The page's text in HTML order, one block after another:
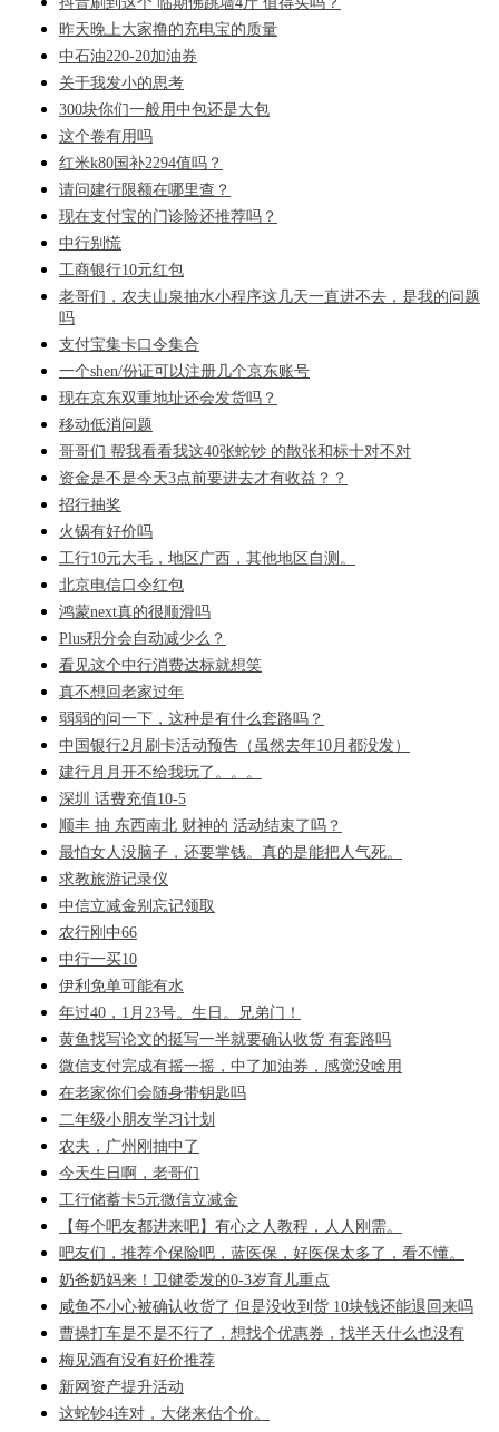
昨天晚上大家撸的充电宝的质量
中石油220-20加油券
关于我发小的思考
300块你们一般用中包还是大包
这个卷有用吗
红米k80国补2294值吗？
请问建行限额在哪里查？
现在支付宝的门诊险还推荐吗？
中行别慌
工商银行10元红包
老哥们，农夫山泉抽水小程序这几天一直进不去，是我的问题
吗
支付宝集卡口令集合
一个shen/份证可以注册几个京东账号
现在京东双重地址还会发货吗？
移动低消问题
哥哥们 帮我看看我这40张蛇钞 的散张和标十对不对
资金是不是今天3点前要进去才有收益？？
招行抽奖
火锅有好价吗
工行10元大毛，地区广西，其他地区自测。
北京电信口令红包
鸿蒙next真的很顺滑吗
Plus积分会自动减少么？
看见这个中行消费达标就想笑
真不想回老家过年
弱弱的问一下，这种是有什么套路吗？
中国银行2月刷卡活动预告（虽然去年10月都没发）
建行月月开不给我玩了。。。
深圳 话费充值10-5
顺丰 抽 东西南北 财神的 活动结束了吗？
最怕女人没脑子，还要掌钱。真的是能把人气死。
求教旅游记录仪
中信立减金别忘记领取
农行刚中66
中行一买10
伊利免单可能有水
年过40，1月23号。生日。兄弟门！
黄鱼找写论文的挺写一半就要确认收货 有套路吗
微信支付完成有摇一摇，中了加油券，感觉没啥用
在老家你们会随身带钥匙吗
二年级小朋友学习计划
农夫，广州刚抽中了
今天生日啊，老哥们
工行储蓄卡5元微信立减金
【每个吧友都进来吧】有心之人教程，人人刚需。
吧友们，推荐个保险吧，蓝医保，好医保太多了，看不懂。
奶爸奶妈来！卫健委发的0-3岁育儿重点
咸鱼不小心被确认收货了 但是没收到货 10块钱还能退回来吗
曹操打车是不是不行了，想找个优惠券，找半天什么也没有
梅见酒有没有好价推荐
新网资产提升活动
这蛇钞4连对，大佬来估个价。